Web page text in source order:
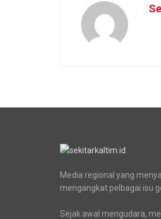
Media regional yang
mengangkat pelbagai isu
Sejak awal mengudara,